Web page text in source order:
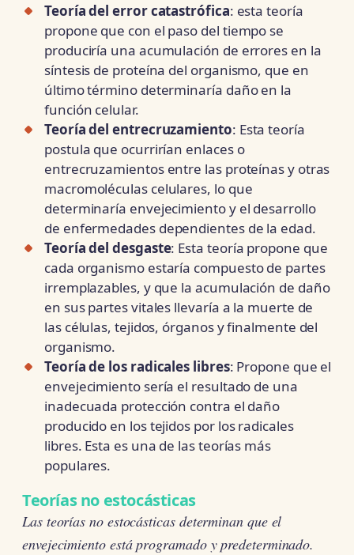
Teoría del error catastrófica: esta teoría
propone que con el paso del tiempo se
produciría una acumulación de errores en la
síntesis de proteína del organismo, que en
último término determinaría daño en la
función celular.
Teoría del entrecruzamiento: Esta teoría
postula que ocurrirían enlaces o
entrecruzamientos entre las proteínas y otras
macromoléculas celulares, lo que
determinaría envejecimiento y el desarrollo
de enfermedades dependientes de la edad.
Teoría del desgaste: Esta teoría propone que
cada organismo estaría compuesto de partes
irremplazables, y que la acumulación de daño
en sus partes vitales llevaría a la muerte de
las células, tejidos, órganos y finalmente del
organismo.
Teoría de los radicales libres: Propone que el
envejecimiento sería el resultado de una
inadecuada protección contra el daño
producido en los tejidos por los radicales
libres. Esta es una de las teorías más
populares.
Teorías no estocásticas
Las teorías no estocásticas determinan que el
envejecimiento está programado y predeterminado.